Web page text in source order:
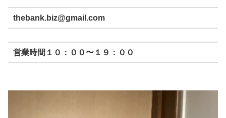
thebank.biz@gmail.com
営業時間１０：００〜１９：００